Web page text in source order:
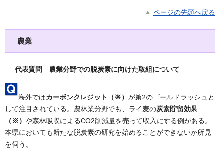
ページの先頭へ戻る
農業
代表質問 農業分野での脱炭素に向けた取組について
海外ではカーボンクレジット （※） が第2のゴールドラッシュと
して注目されている。農林業分野でも、ライ麦の炭素貯留効果
（※） や森林吸収によるCO2削減量を売って収入にする例がある。
本県においても新たな脱炭素の研究を始めることができないか所見
を伺う。